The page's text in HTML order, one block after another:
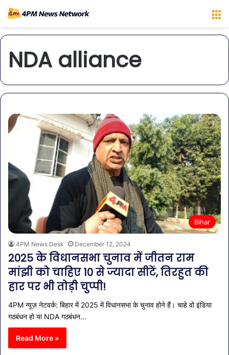
NDA alliance
Bihar
4PM News Desk December 12, 2024
2025 के विधानसभा चुनाव में जीतन राम
मांझी को चाहिए 10 से ज्यादा सीटें, तिरहुत की
हार पर भी तोड़ी चुप्पी!
4PM न्यूज़ नेटवर्क: बिहार में 2025 में विधानसभा के चुनाव होने हैं। चाहे वो इंडिया
गठबंधन हो या NDA गठबंधन…
Read More »